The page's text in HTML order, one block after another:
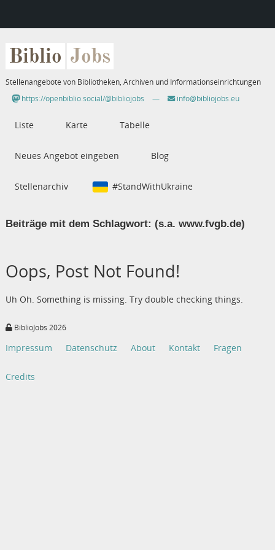
Biblio Jobs
Stellenangebote von Bibliotheken, Archiven und Informationseinrichtungen
https://openbiblio.social/@bibliojobs
— info@bibliojobs.eu
Liste Karte Tabelle
Neues Angebot eingeben Blog
Stellenarchiv #StandWithUkraine
Beiträge mit dem Schlagwort: (s.a. www.fvgb.de)
Oops, Post Not Found!
Uh Oh. Something is missing. Try double checking things.
BiblioJobs 2026
Impressum Datenschutz About Kontakt Fragen
Credits